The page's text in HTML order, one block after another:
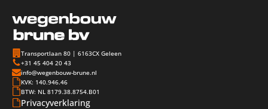
Transportlaan 80 | 6163CX Geleen
+31 45 404 20 43
info@wegenbouw-brune.nl
KVK: 140.946.46
BTW: NL 8179.38.8754.B01
Privacyverklaring